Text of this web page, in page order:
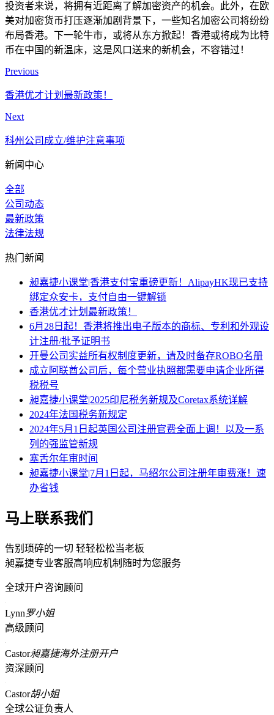
投资者来说，将拥有近距离了解加密资产的机会。此外，在欧
美对加密货币打压逐渐加剧背景下，一些知名加密公司将纷纷
布局香港。下一轮牛市，或将从东方掀起！香港或将成为比特
币在中国的新温床，这是风口送来的新机会，不容错过！
Previous
香港优才计划最新政策！
Next
科州公司成立/维护注意事项
新闻中心
全部
公司动态
最新政策
法律法规
热门新闻
昶嘉捷小课堂|香港支付宝重磅更新！AlipayHK现已支持
绑定众安卡，支付自由一键解锁
香港优才计划最新政策！
6月28日起！香港将推出电子版本的商标、专利和外观设
计注册/批予证明书
开曼公司实益所有权制度更新，请及时备存ROBO名册
成立阿联酋公司后，每个营业执照都需要申请企业所得
税税号
昶嘉捷小课堂|2025印尼税务新规及Coretax系统详解
2024年法国税务新规定
2024年5月1日起英国公司注册官费全面上调！以及一系
列的强监管新规
塞舌尔年审时间
昶嘉捷小课堂|7月1日起，马绍尔公司注册年审费涨！速
办省钱
马上联系我们
告别琐碎的一切 轻轻松松当老板
昶嘉捷专业客服高响应机制随时为您服务
全球开户咨询顾问
Lynn罗小姐
高级顾问
Castor昶嘉捷海外注册开户
资深顾问
Castor胡小姐
全球公证负责人